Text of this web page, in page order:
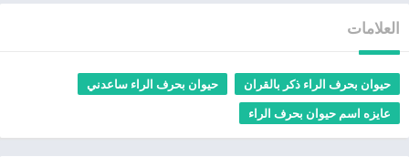
العلامات
حيوان بحرف الراء ذكر بالقران
حيوان بحرف الراء ساعدني
عايزه اسم حيوان بحرف الراء